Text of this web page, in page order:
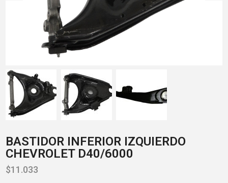
BASTIDOR INFERIOR IZQUIERDO
CHEVROLET D40/6000
$11.033